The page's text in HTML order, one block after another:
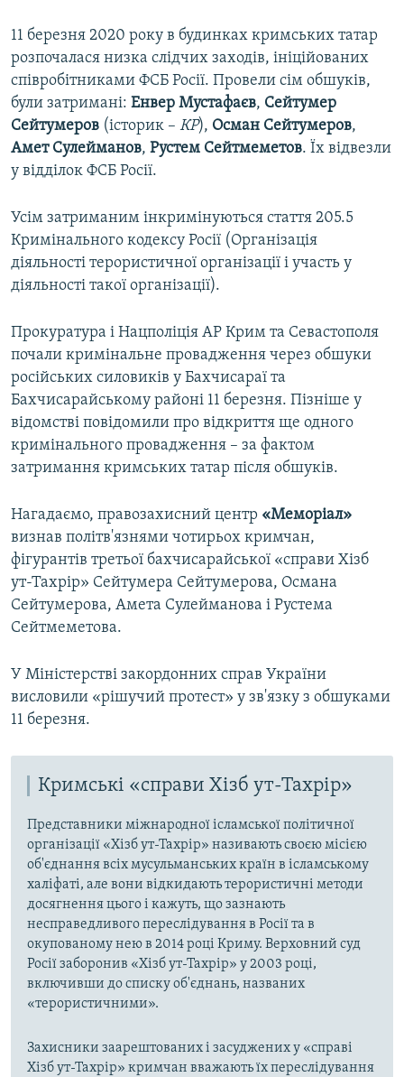
11 березня 2020 року в будинках кримських татар
розпочалася низка слідчих заходів, ініційованих
співробітниками ФСБ Росії. Провели сім обшуків,
були затримані: Енвер Мустафаєв, Сейтумер
Сейтумеров (історик – КР), Осман Сейтумеров,
Амет Сулейманов, Рустем Сейтмеметов. Їх відвезли
у відділок ФСБ Росії.
Усім затриманим інкримінуються стаття 205.5
Кримінального кодексу Росії (Організація
діяльності терористичної організації і участь у
діяльності такої організації).
Прокуратура і Нацполіція АР Крим та Севастополя
почали кримінальне провадження через обшуки
російських силовиків у Бахчисараї та
Бахчисарайському районі 11 березня. Пізніше у
відомстві повідомили про відкриття ще одного
кримінального провадження – за фактом
затримання кримських татар після обшуків.
Нагадаємо, правозахисний центр «Меморіал»
визнав політв'язнями чотирьох кримчан,
фігурантів третьої бахчисарайської «справи Хізб
ут-Тахрір» Сейтумера Сейтумерова, Османа
Сейтумерова, Амета Сулейманова і Рустема
Сейтмеметова.
У Міністерстві закордонних справ України
висловили «рішучий протест» у зв'язку з обшуками
11 березня.
Кримські «справи Хізб ут-Тахрір»
Представники міжнародної ісламської політичної
організації «Хізб ут-Тахрір» називають своєю місією
об'єднання всіх мусульманських країн в ісламському
халіфаті, але вони відкидають терористичні методи
досягнення цього і кажуть, що зазнають
несправедливого переслідування в Росії та в
окупованому нею в 2014 році Криму. Верховний суд
Росії заборонив «Хізб ут-Тахрір» у 2003 році,
включивши до списку об'єднань, названих
«терористичними».
Захисники заарештованих і засуджених у «справі
Хізб ут-Тахрір» кримчан вважають їх переслідування